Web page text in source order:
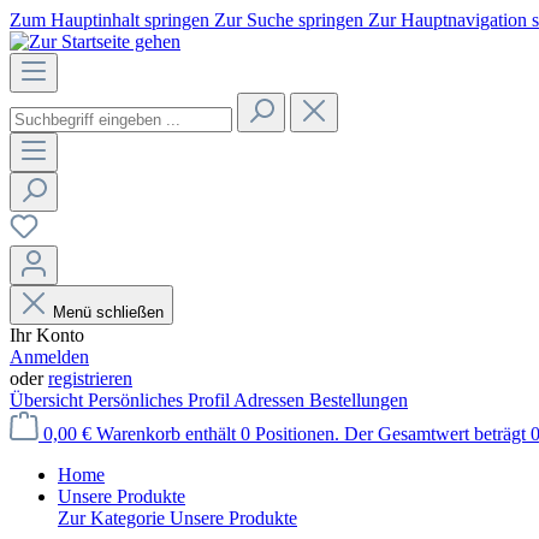
Zum Hauptinhalt springen Zur Suche springen Zur Hauptnavigation
Menü schließen
Ihr Konto
Anmelden
oderregistrieren
Übersicht Persönliches Profil Adressen Bestellungen
0,00 € Warenkorb enthält 0 Positionen. Der Gesamtwert beträgt
Home
Unsere Produkte
Zur Kategorie Unsere Produkte